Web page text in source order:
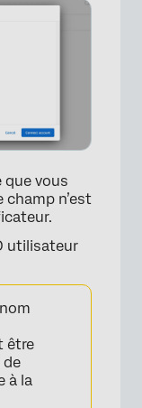
que vous
champ n’est
utilisateur
être
de
à la